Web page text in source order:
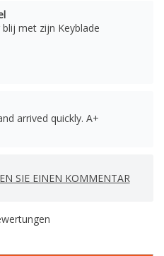
met zijn Keyblade
arrived quickly. A+
SIE EINEN KOMMENTAR